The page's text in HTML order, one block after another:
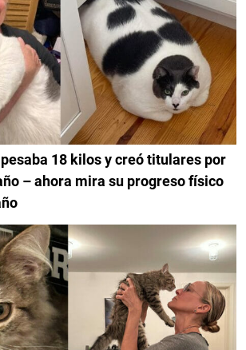
18 kilos y creó titulares por
– ahora mira su progreso físico